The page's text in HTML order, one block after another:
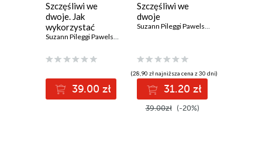
Szczęśliwi we
dwoje. Jak
wykorzystać
wyniki psychologii
budowania trwałej
Suzann Pileggi Pawelski
39.00 zł
Szczęśliwi we
dwoje
Suzann Pileggi Pawelski
(28,90 zł najniższa cena z 30 dni)
31.20 zł
39.00zł (-20%)